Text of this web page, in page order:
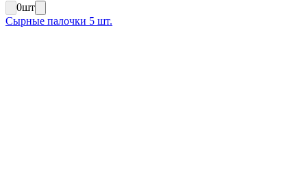
0шт
Сырные палочки 5 шт.